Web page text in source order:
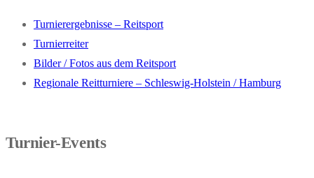
Turnierergebnisse – Reitsport
Turnierreiter
Bilder / Fotos aus dem Reitsport
Regionale Reitturniere – Schleswig-Holstein / Hamburg
Turnier-Events